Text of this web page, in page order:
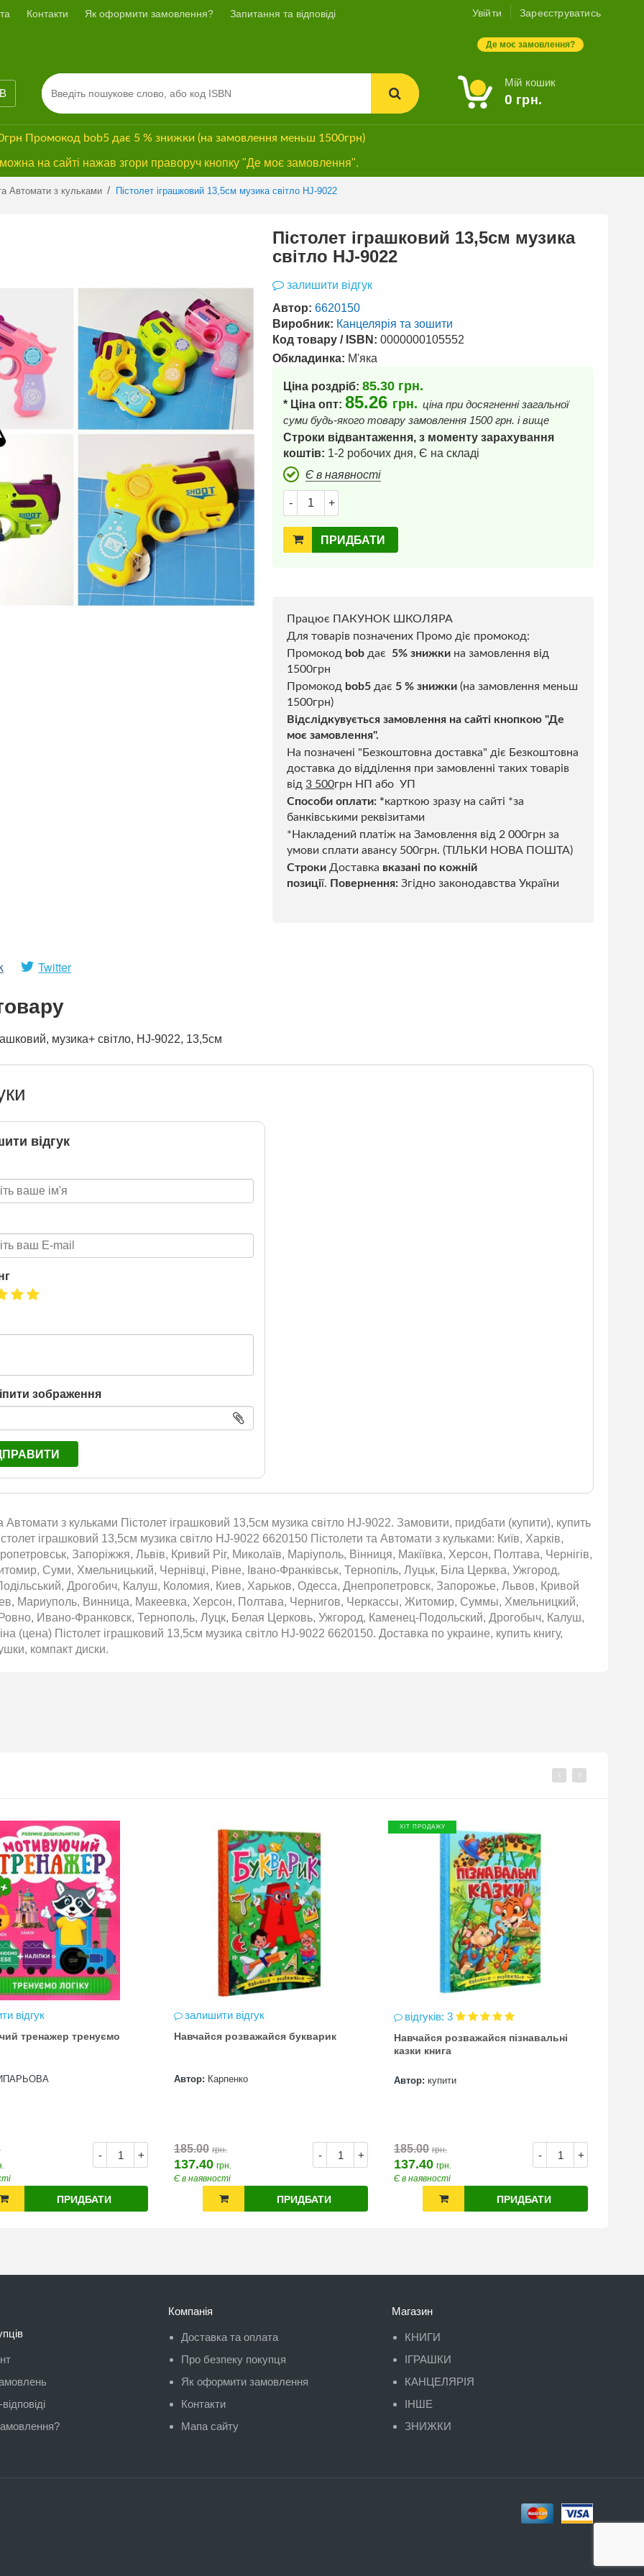
Контакти Як оформити замовлення? Запитання та відповіді Увійти Зареєструватись
Де моє замовлення?
Мій кошик
0 грн.
Промокод bob5 дає 5 % знижки (на замовлення меньш 1500грн)
на сайті нажав згори праворуч кнопку "Де моє замовлення".
Автомати з кульками / Пістолет іграшковий 13,5см музика світло HJ-9022
2026
Нова пошта та BMW
розігрують автомобіль!
15 Реєстрація в акції за номером
телефону Сторінка
акції: http://novaposhta.ua/win_bmw
Пістолет іграшковий 13,5см музика
світло HJ-9022
залишити відгук
Автор: 6620150
Виробник: Канцелярія та зошити
Код товару / ISBN: 0000000105552
Обкладинка: М'яка
Ціна роздріб: 85.30 грн.
* Ціна опт: 85.26 грн. ціна при досягненні загальної
суми будь-якого товару замовлення 1500 грн. і вище
Строки відвантаження, з моменту зарахування
коштів: 1-2 робочих дня, Є на складі
Є в наявності
- +
ПРИДБАТИ
Працює ПАКУНОК ШКОЛЯРА
Для товарів позначених Промо діє промокод:
Промокод bob дає 5% знижки на замовлення від
1500грн
Промокод bob5 дає 5 % знижки (на замовлення меньш
1500грн)
Відслідкувується замовлення на сайті кнопкою "Де
моє замовлення".
На позначені "Безкоштовна доставка" діє Безкоштовна
доставка до відділення при замовленні таких товарів
від 3 500грн НП або УП
Способи оплати: *карткою зразу на сайті *за
банківськими реквізитами
*Накладений платіж на Замовлення від 2 000грн за
умови сплати авансу 500грн. (ТІЛЬКИ НОВА ПОШТА)
Строки Доставка вказані по кожній
позиції. Повернення: Згідно законодавства України
Twitter
музика+ світло, HJ-9022, 13,5см
відгук
зображення
Автомати з кульками Пістолет іграшковий 13,5см музика світло HJ-9022. Замовити, придбати (купити), купить
іграшковий 13,5см музика світло HJ-9022 6620150 Пістолети та Автомати з кульками: Київ, Харків,
Запоріжжя, Львів, Кривий Ріг, Миколаїв, Маріуполь, Вінниця, Макіївка, Херсон, Полтава, Чернігів,
Суми, Хмельницький, Чернівці, Рівне, Івано-Франківськ, Тернопіль, Луцьк, Біла Церква, Ужгород,
Дрогобич, Калуш, Коломия, Киев, Харьков, Одесса, Днепропетровск, Запорожье, Львов, Кривой
Мариуполь, Винница, Макеевка, Херсон, Полтава, Чернигов, Черкассы, Житомир, Суммы, Хмельницкий,
Ивано-Франковск, Тернополь, Луцк, Белая Церковь, Ужгород, Каменец-Подольский, Дрогобыч, Калуш,
(цена) Пістолет іграшковий 13,5см музика світло HJ-9022 6620150. Доставка по украине, купить книгу,
компакт диски.
відгук
тренажер тренуємо
- +
ПРИДБАТИ
залишити відгук
Навчайся розважайся букварик
Автор: Карпенко
- +
185.00 грн.
137.40 грн.
Є в наявності
ПРИДБАТИ
ХІТ ПРОДАЖУ
відгуків: 3
Навчайся розважайся пізнавальні
казки книга
Автор: купити
- +
185.00 грн.
137.40 грн.
Є в наявності
ПРИДБАТИ
Компанія
Доставка та оплата
Про безпеку покупця
Як оформити замовлення
Контакти
Мапа сайту
Магазин
КНИГИ
ІГРАШКИ
КАНЦЕЛЯРІЯ
ІНШЕ
ЗНИЖКИ